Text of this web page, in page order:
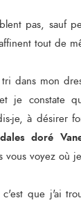
pas, sauf
tout de
dans mon
je constate
je, à désirer
doré
voyez où
que j'ai